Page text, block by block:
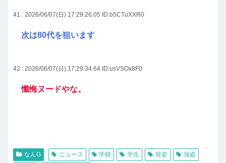
41 : 2026/06/07(日) 17:29:26.05 ID:b5CTuXXR0
次は80代を狙います
42 : 2026/06/07(日) 17:29:34.64 ID:usVSOx8F0
懺悔ヌードやな。
なんG ニュース 学校 学生 容姿
強盗